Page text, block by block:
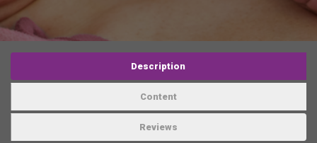
Description
Content
Reviews